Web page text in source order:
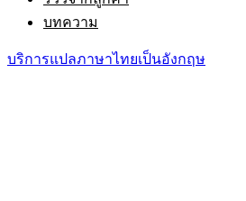
บทความ
บริการแปลภาษาไทยเป็นอังกฤษ